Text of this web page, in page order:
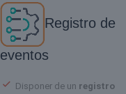
Registro de
eventos
Disponer de un registro